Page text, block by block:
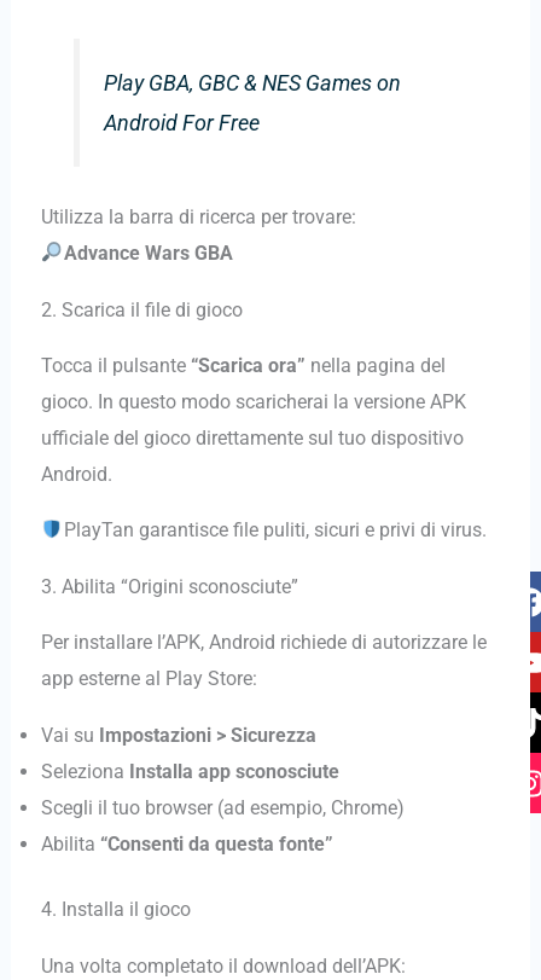
Play GBA, GBC & NES Games on
Android For Free
Utilizza la barra di ricerca per trovare:
Advance Wars GBA
2. Scarica il file di gioco
Tocca il pulsante “Scarica ora” nella pagina del
gioco. In questo modo scaricherai la versione APK
ufficiale del gioco direttamente sul tuo dispositivo
Android.
PlayTan garantisce file puliti, sicuri e privi di virus.
3. Abilita “Origini sconosciute”
Per installare l’APK, Android richiede di autorizzare le
app esterne al Play Store:
Vai su Impostazioni > Sicurezza
Seleziona Installa app sconosciute
Scegli il tuo browser (ad esempio, Chrome)
Abilita “Consenti da questa fonte”
4. Installa il gioco
Una volta completato il download dell’APK:
t
i
t
I
t
r